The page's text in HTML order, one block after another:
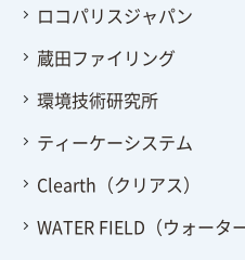
ロコパリスジャパン
蔵田ファイリング
環境技術研究所
ティーケーシステム
Clearth（クリアス）
WATER FIELD（ウォータ